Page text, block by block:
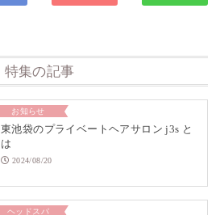
特集の記事
お知らせ
東池袋のプライベートヘアサロン j3s と
は
2024/08/20
ヘッドスパ